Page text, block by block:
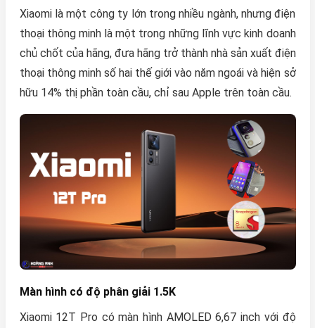
Xiaomi là một công ty lớn trong nhiều ngành, nhưng điện
thoại thông minh là một trong những lĩnh vực kinh doanh
chủ chốt của hãng, đưa hãng trở thành nhà sản xuất điện
thoại thông minh số hai thế giới vào năm ngoái và hiện sở
hữu 14% thị phần toàn cầu, chỉ sau Apple trên toàn cầu.
Màn hình có độ phân giải 1.5K
Xiaomi 12T Pro có màn hình AMOLED 6,67 inch với độ